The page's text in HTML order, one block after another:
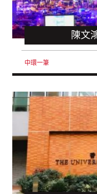
陳文
中環一筆